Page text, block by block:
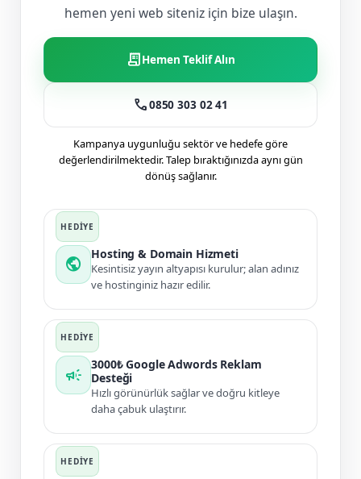
hemen yeni web siteniz için bize ulaşın.
receipt_longHemen Teklif Alın
call0850 303 02 41
Kampanya uygunluğu sektör ve hedefe göre
değerlendirilmektedir. Talep bıraktığınızda aynı gün
dönüş sağlanır.
public
Hosting & Domain Hizmeti
Kesintisiz yayın altyapısı kurulur; alan adınız
ve hostinginiz hazır edilir.
campaign
3000₺ Google Adwords Reklam
Desteği
Hızlı görünürlük sağlar ve doğru kitleye
daha çabuk ulaştırır.